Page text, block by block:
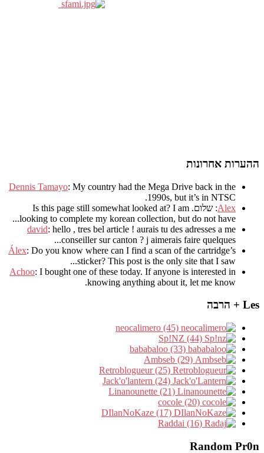
ההערות אחרונות
Dennis Tamayo: My country had the Mega Drive back in the
1990s, but it’s in NTSC
.
Alex: שלום. Is this page still somewhat looked at? I am
looking to complete my korean collection, but do not have..
.
david: hello , tres bel article ! aurais tu des adresses a me
conseiller sur canton ? j aimerais faire quelques..
.
Álex: Do you know where can I find a scan of the cartridge’s
sticker? This post is the only site that I saw...
Achoo: I bought one of these today. If anyone is interested in
knowing anything about it, let me know.
Les + הרבה
Random Pr0n